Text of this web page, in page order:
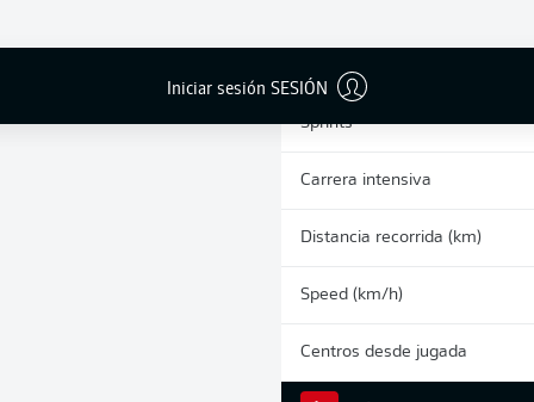
Iniciar sesión SESIÓN
Sprints
Carrera intensiva
Distancia recorrida (km)
Speed (km/h)
Centros desde jugada